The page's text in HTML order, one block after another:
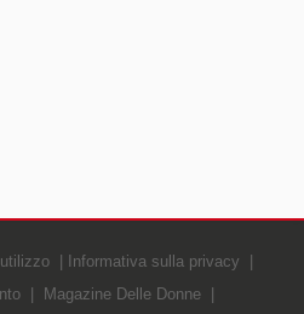
Informativa sulla privacy
Magazine Delle Donne